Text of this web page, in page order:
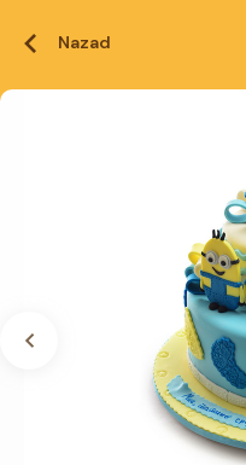
Nazad